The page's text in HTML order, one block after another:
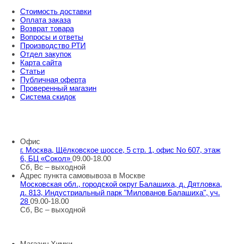
Стоимость доставки
Оплата заказа
Возврат товара
Вопросы и ответы
Производство РТИ
Отдел закупок
Карта сайта
Статьи
Публичная оферта
Проверенный магазин
Система скидок
Офис
г. Москва, Щёлковское шоссе, 5 стр. 1, офис No 607, этаж
6, БЦ «Сокол» 09.00-18.00
Сб, Вс – выходной
Адрес пункта самовывоза в Москве
Московская обл., городской округ Балашиха, д. Дятловка,
д. 813, Индустриальный парк "Милованов Балашиха", уч.
28 09.00-18.00
Сб, Вс – выходной